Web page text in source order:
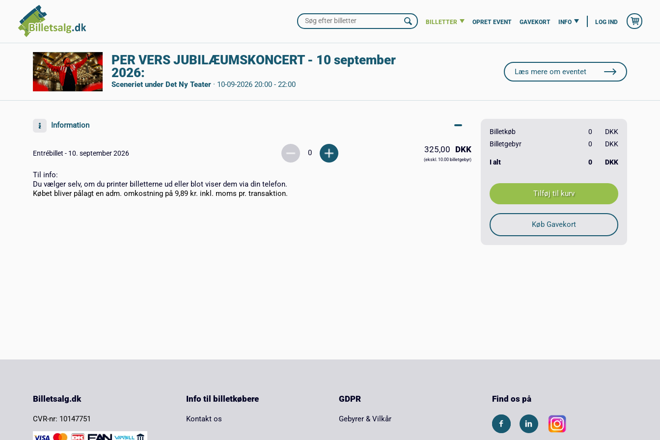
BILLETTER OPRET EVENT GAVEKORT INFO LOG IND
PER VERS JUBILÆUMSKONCERT - 10 september
2026:
Sceneriet under Det Ny Teater · 10-09-2026 20:00 - 22:00
Læs mere om eventet
Information
Entrébillet - 10. september 2026 325,00 DKK
(ekskl. 10.00 billetgebyr)
Til info:
Du vælger selv, om du printer billetterne ud eller blot viser dem via din telefon.
Købet bliver pålagt en adm. omkostning på 9,89 kr. inkl. moms pr. transaktion.
Billetkøb 0
DKK
Billetgebyr
0 DKK
I alt 0 DKK
Billetsalg.dk
CVR-nr: 10147751
Info til billetkøbere
Kontakt os
GDPR
Gebyrer & Vilkår
Find os på